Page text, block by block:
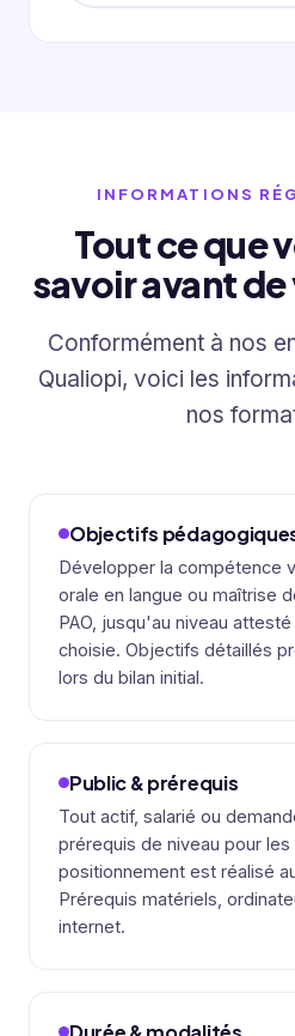
INFORMATIONS
Tout ce que
savoir avant
Conformément à nos
Qualiopi, voici les
nos
Objectifs
Développer la compétence
orale en langue ou maîtrise
PAO, jusqu'au niveau
choisie. Objectifs détaillés
lors du bilan initial.
Public & prérequis
Tout actif, salarié ou
prérequis de niveau pour
positionnement est réalisé
Prérequis matériels,
internet.